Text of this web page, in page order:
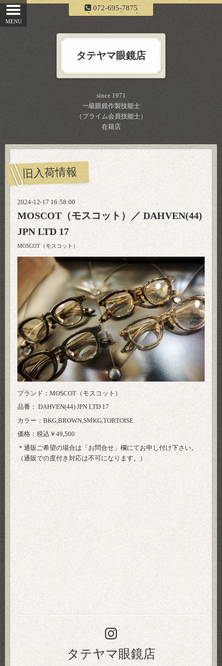
072-695-7875
タテヤマ眼鏡店
since 1971
一級眼鏡作製技能士
（プライム会員技能士）
在籍店
旧入荷情報
2024-12-17 16:58:00
MOSCOT（モスコット）／ DAHVEN(44)
JPN LTD 17
MOSCOT（モスコット）
ブランド：MOSCOT（モスコット）
品番： DAHVEN(44) JPN LTD 17
カラー：BKG,BROWN,SMKG,TORTOISE
価格：税込￥49,500
＊通販ご希望の場合は「 お問合せ 」欄にてお申し付け下さい。
（通販での度付き対応は不可になります。）
タテヤマ眼鏡店